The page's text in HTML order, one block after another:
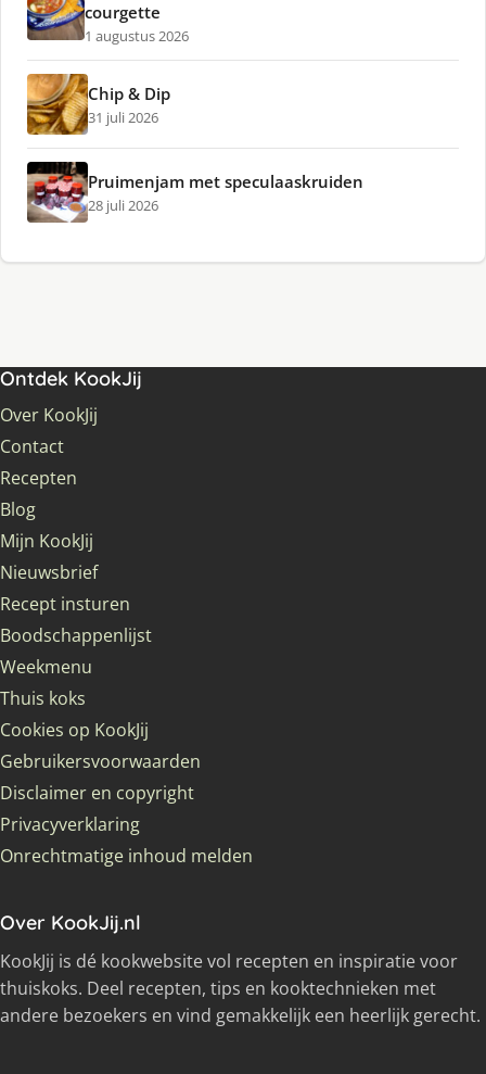
courgette
1 augustus 2026
Chip & Dip
31 juli 2026
Pruimenjam met speculaaskruiden
28 juli 2026
Ontdek KookJij
Over KookJij
Contact
Recepten
Blog
Mijn KookJij
Nieuwsbrief
Recept insturen
Boodschappenlijst
Weekmenu
Thuis koks
Cookies op KookJij
Gebruikersvoorwaarden
Disclaimer en copyright
Privacyverklaring
Onrechtmatige inhoud melden
Over KookJij.nl
KookJij is dé kookwebsite vol recepten en inspiratie voor
thuiskoks. Deel recepten, tips en kooktechnieken met
andere bezoekers en vind gemakkelijk een heerlijk gerecht.